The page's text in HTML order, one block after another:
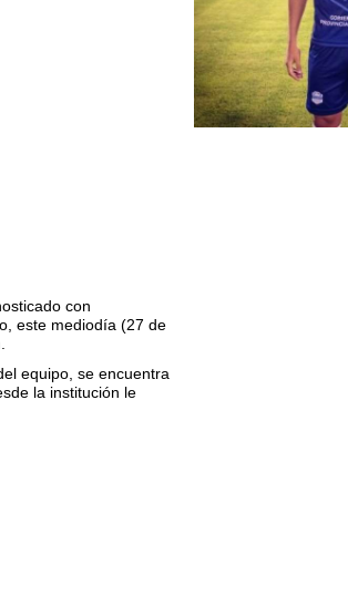
con
este mediodía (27 de
equipo, se encuentra
la institución le